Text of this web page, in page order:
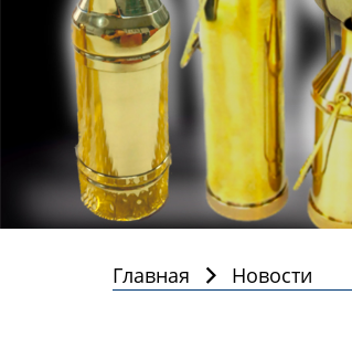
Главная  Новости